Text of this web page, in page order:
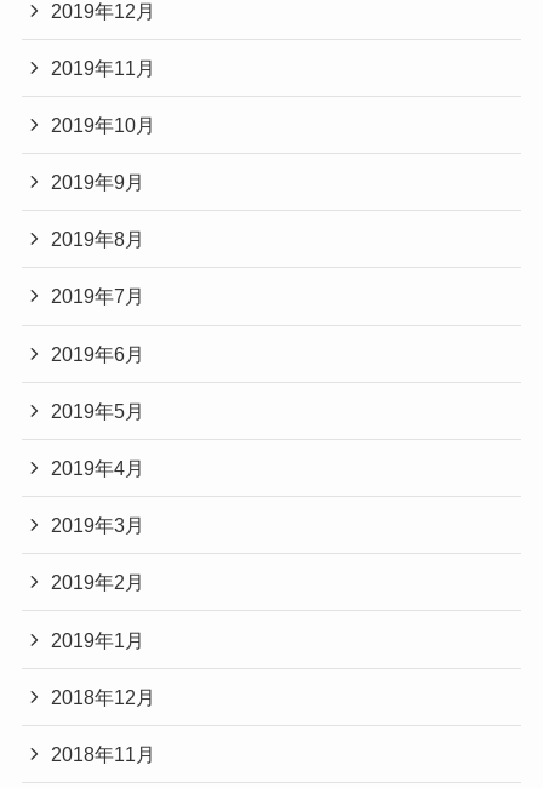
2019年12月
2019年11月
2019年10月
2019年9月
2019年8月
2019年7月
2019年6月
2019年5月
2019年4月
2019年3月
2019年2月
2019年1月
2018年12月
2018年11月